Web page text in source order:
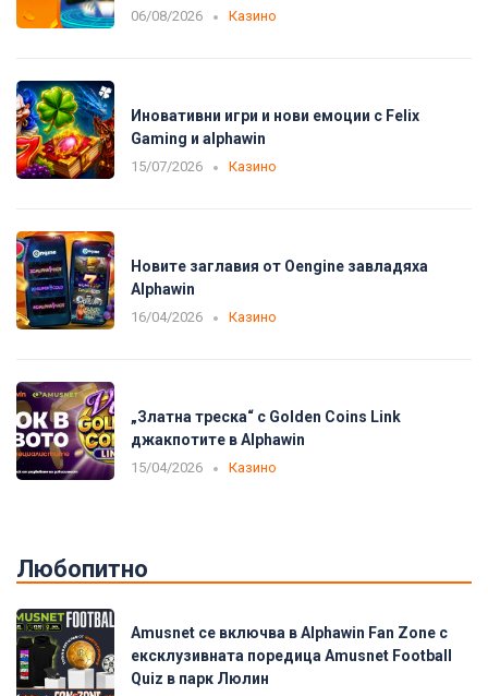
06/08/2026 Казино
Иновативни игри и нови емоции с Felix
Gaming и alphawin
15/07/2026 Казино
Новите заглавия от Oengine завладяха
Alphawin
16/04/2026 Казино
„Златна треска“ с Golden Coins Link
джакпотите в Alphawin
15/04/2026 Казино
Любопитно
Amusnet се включва в Alphawin Fan Zone с
ексклузивната поредица Amusnet Football
Quiz в парк Люлин